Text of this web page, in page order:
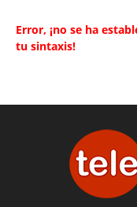
Error, ¡no se ha
tu sintaxis!